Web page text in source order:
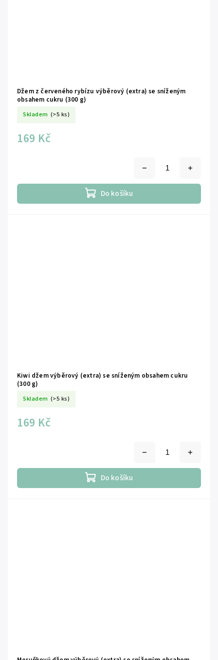
Džem z červeného rybízu výběrový (extra) se sníženým
obsahem cukru (300 g)
Skladem (>5 ks)
169 Kč
Do košíku
Kiwi džem výběrový (extra) se sníženým obsahem cukru
(300 g)
Skladem (>5 ks)
169 Kč
Do košíku